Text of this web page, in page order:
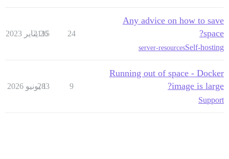
Any advice on how to save
space?
Self-hosting
server-resources
24
2115
26 يناير 2023
Running out of space - Docker
image is large?
Support
9
283
1 يونيو 2026